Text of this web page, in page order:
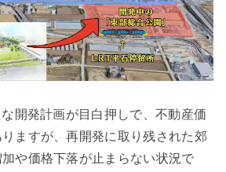
開発計画が目白押しで、不動産価
ますが、再開発に取り残された郊
や価格下落が止まらない状況で